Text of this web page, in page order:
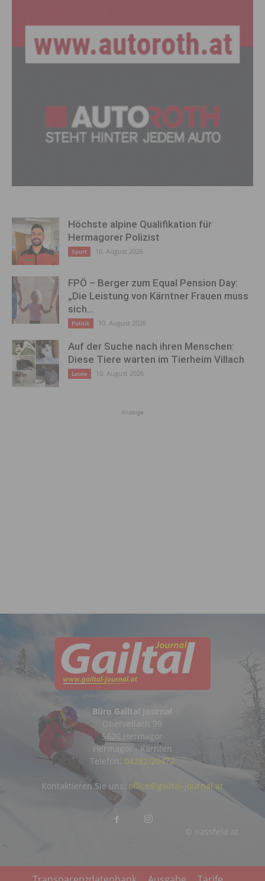
Höchste alpine Qualifikation für
Hermagorer Polizist
Sport 10. August 2026
FPÖ – Berger zum Equal Pension Day:
„Die Leistung von Kärntner Frauen muss
sich...
Politik 10. August 2026
Auf der Suche nach ihren Menschen:
Diese Tiere warten im Tierheim Villach
Leute 10. August 2026
Anzeige
Büro Gailtal Journal
Obervellach 99
9620 Hermagor
Hermagor - Kärnten
Telefon: 04282/20472
© nassfeld.at
Kontaktieren Sie uns: office@gailtal-journal.at